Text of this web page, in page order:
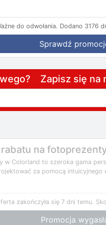
do odwołania. Dodano 3176
Sprawdź
Zapisz się na
rabatu na
w Colorland to szeroka gama
za pomocą intuicyjnego
zakończyła się 7 dni temu.
Promocja